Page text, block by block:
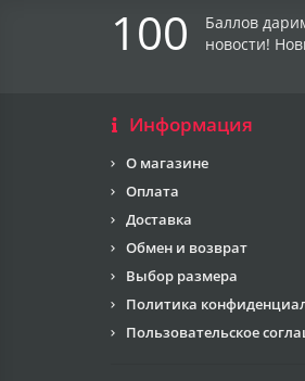
100
Баллов
новости!
Информация
О магазине
Оплата
Доставка
Обмен и возврат
Выбор размера
Политика
Пользовательское